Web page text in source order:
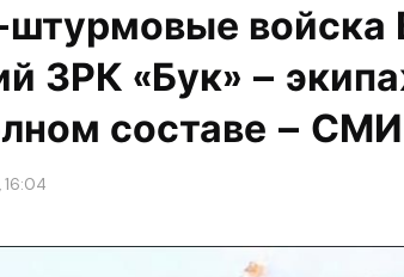
войска
ЗРК «Бук» –
составе – СМИ
16:04